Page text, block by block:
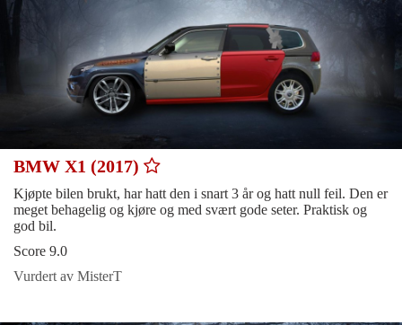
BMW X1 (2017)
Kjøpte bilen brukt, har hatt den i snart 3 år og hatt null feil. Den er
meget behagelig og kjøre og med svært gode seter. Praktisk og
god bil.
Score 9.0
Vurdert av MisterT